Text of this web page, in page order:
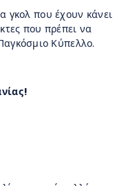
γκολ που έχουν κάνει
που πρέπει να
Κύπελλο.